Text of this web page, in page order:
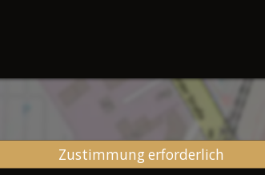
Zustimmung erforderlich